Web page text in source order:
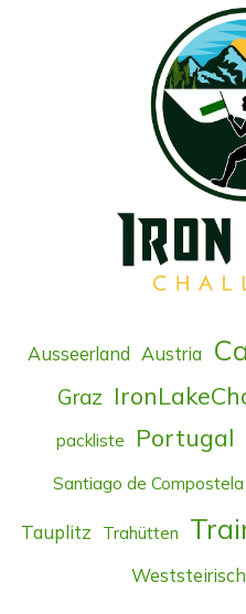
Ausseerland Austria
Graz
packliste Portugal
Santiago de Compostela
Tauplitz Trahütten